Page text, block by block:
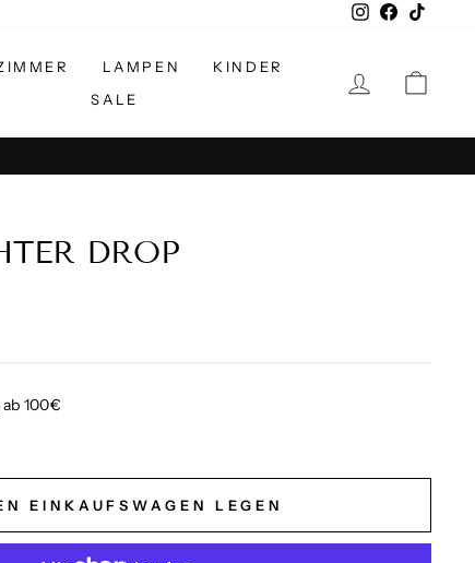
Instagram
Facebook
LAMPEN
KINDER
SALE
DROP
100€
EINKAUFSWAGEN LEGEN